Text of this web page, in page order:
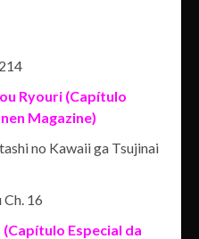
Ryouri (Capítulo
Magazine)
no Kawaii ga Tsujinai
16
Especial da